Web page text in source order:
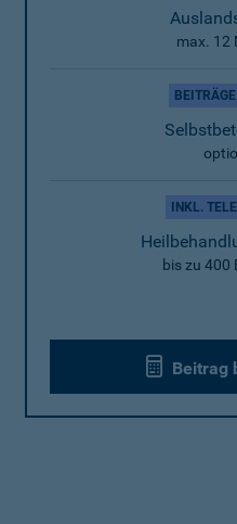
max. 12
INKL.
bis zu 400
Beitrag